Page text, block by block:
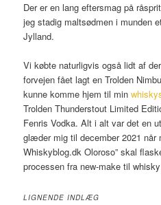
Der er en lang eftersmag på
jeg stadig maltsødmen i munden
Jylland.
Vi købte naturligvis også lidt af
forvejen fået lagt en Trolden
kunne komme hjem til min
Trolden Thunderstout Limited
Fenris Vodka. Alt i alt var det en
glæder mig til december 2021 når
Whiskyblog.dk Oloroso” skal
processen fra new-make til
LIGNENDE INDLÆG